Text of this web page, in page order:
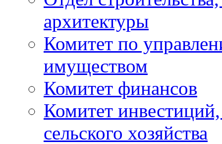
архитектуры
Комитет по
имуществом
Комитет финансов
Комитет
сельского хозяйства